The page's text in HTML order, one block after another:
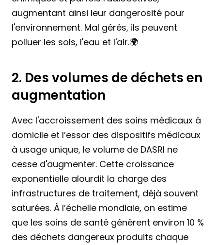
augmentant ainsi leur dangerosité pour
l'environnement. Mal gérés, ils peuvent
polluer les sols, l'eau et l'air.🌍
2. Des volumes de déchets en
augmentation
Avec l'accroissement des soins médicaux à
domicile et l’essor des dispositifs médicaux
à usage unique, le volume de DASRI ne
cesse d'augmenter. Cette croissance
exponentielle alourdit la charge des
infrastructures de traitement, déjà souvent
saturées. À l’échelle mondiale, on estime
que les soins de santé génèrent environ 10 %
des déchets dangereux produits chaque